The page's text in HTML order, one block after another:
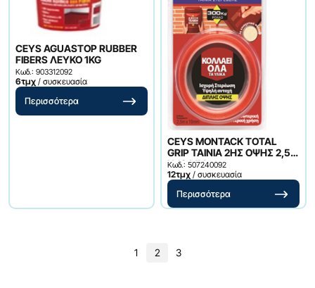
CEYS AGUASTOP RUBBER
FIBERS ΛΕΥΚΟ 1KG
Κωδ.: 903312092
6τμχ / συσκευασία
Περισσότερα
CEYS MONTACK TOTAL
GRIP TAINIA 2ΗΣ ΟΨΗΣ 2,5M
X 19 MM
Κωδ.: 507240092
12τμχ / συσκευασία
Περισσότερα
1 2 3